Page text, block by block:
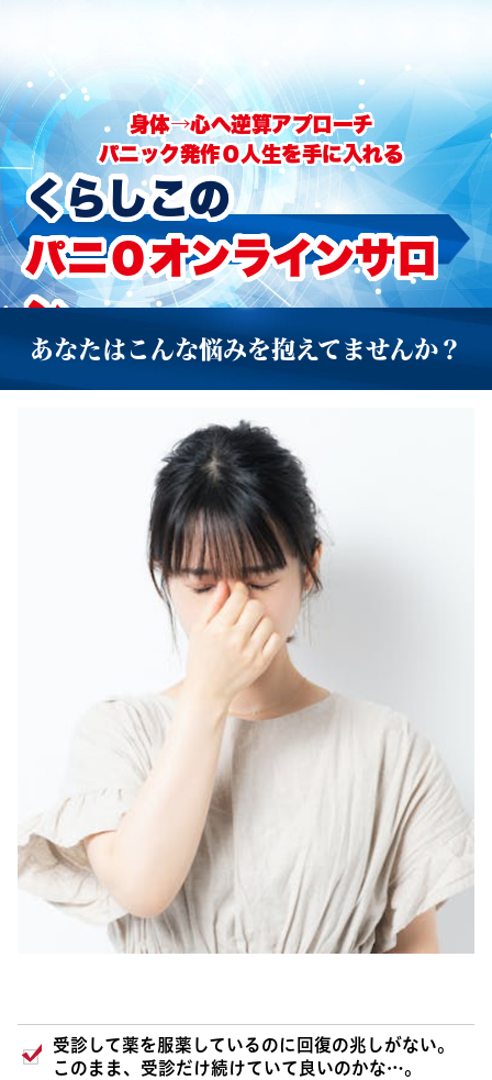
身体→心へ逆算アプローチ
パニック発作０人生を手に入れる
くらしこの
パニ０オンラインサロ
ン
あなたはこんな悩みを抱えてませんか？
受診して薬を服薬しているのに回復の兆しがない。
このまま、受診だけ続けていて良いのかな…。